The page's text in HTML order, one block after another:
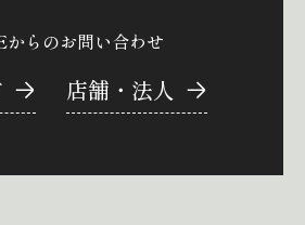
らのお問い合わせ
店舗・法人